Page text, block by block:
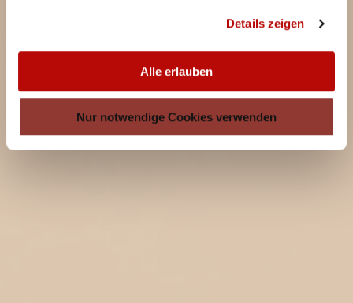
Details zeigen
Alle erlauben
Nur notwendige Cookies verwenden